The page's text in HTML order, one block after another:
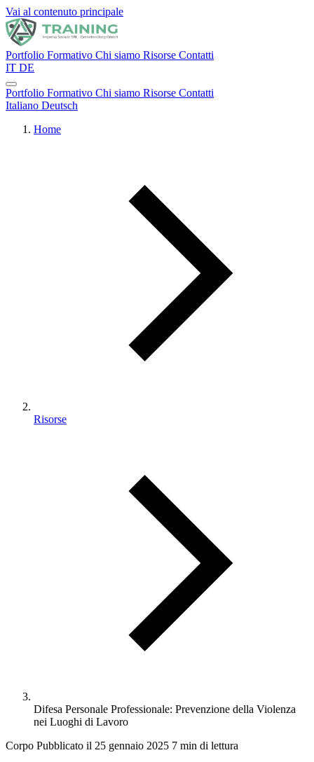
Vai al contenuto principale
Portfolio Formativo Chi siamo Risorse Contatti
IT DE
Portfolio Formativo Chi siamo Risorse Contatti
Italiano Deutsch
Home
Risorse
Difesa Personale Professionale: Prevenzione della Violenza
nei Luoghi di Lavoro
Corpo Pubblicato il 25 gennaio 2025 7 min di lettura